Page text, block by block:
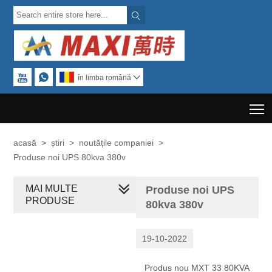

  în limba română 
acasă > știri > noutățile companiei >
Produse noi UPS 80kva 380v
Produse noi UPS
80kva 380v
19-10-2022
Produs nou MXT 33 80KVA
MAI MULTE
PRODUSE